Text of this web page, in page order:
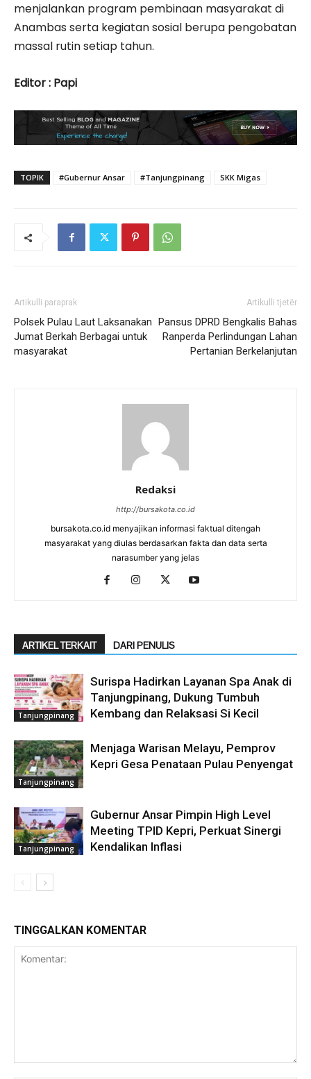
menjalankan program pembinaan masyarakat di
Anambas serta kegiatan sosial berupa pengobatan
massal rutin setiap tahun.
Editor : Papi
TOPIK #Gubernur Ansar #Tanjungpinang SKK Migas
Artikulli paraprak
Polsek Pulau Laut Laksanakan
Jumat Berkah Berbagai untuk
masyarakat ‎
Artikulli tjetër
Pansus DPRD Bengkalis Bahas
Ranperda Perlindungan Lahan
Pertanian Berkelanjutan
Redaksi
http://bursakota.co.id
bursakota.co.id menyajikan informasi faktual ditengah
masyarakat yang diulas berdasarkan fakta dan data serta
narasumber yang jelas
ARTIKEL TERKAIT DARI PENULIS
Tanjungpinang
Surispa Hadirkan Layanan Spa Anak di
Tanjungpinang, Dukung Tumbuh
Kembang dan Relaksasi Si Kecil
Tanjungpinang
Menjaga Warisan Melayu, Pemprov
Kepri Gesa Penataan Pulau Penyengat
Tanjungpinang
Gubernur Ansar Pimpin High Level
Meeting TPID Kepri, Perkuat Sinergi
Kendalikan Inflasi
TINGGALKAN KOMENTAR